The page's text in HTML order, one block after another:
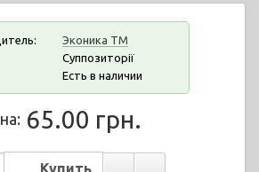
Эконика ТМ
Суппозиторії
Есть в наличии
65.00 грн.